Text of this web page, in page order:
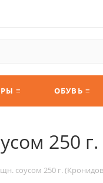
≡ ОБУВЬ ≡
250
соусом 250 г.